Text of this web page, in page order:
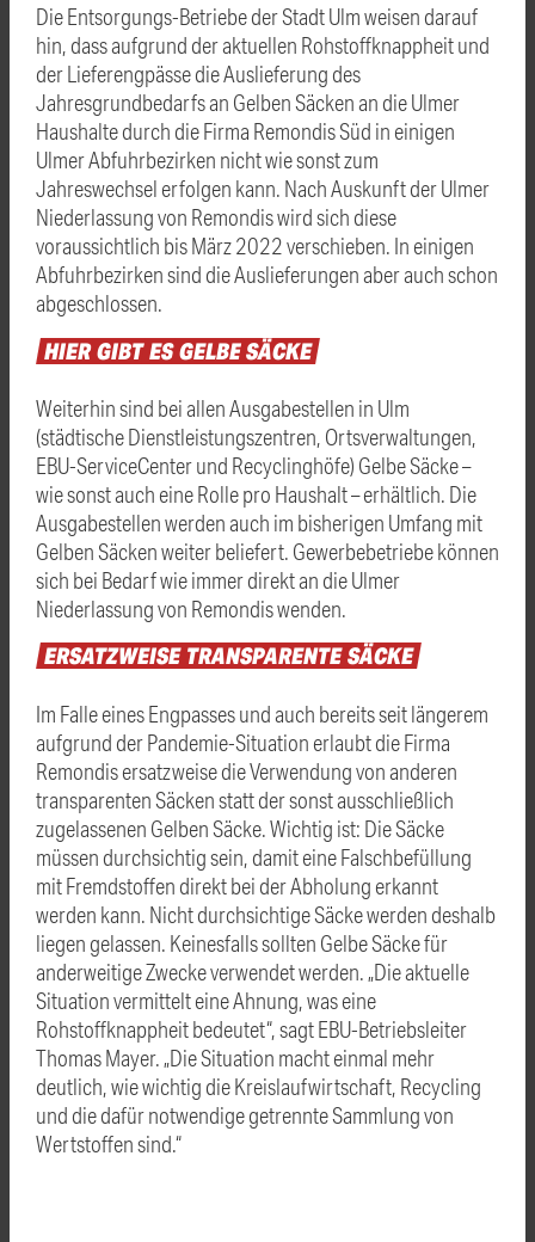
Die Entsorgungs-Betriebe der Stadt Ulm weisen darauf
hin, dass aufgrund der aktuellen Rohstoffknappheit und
der Lieferengpässe die Auslieferung des
Jahresgrundbedarfs an Gelben Säcken an die Ulmer
Haushalte durch die Firma Remondis Süd in einigen
Ulmer Abfuhrbezirken nicht wie sonst zum
Jahreswechsel erfolgen kann. Nach Auskunft der Ulmer
Niederlassung von Remondis wird sich diese
voraussichtlich bis März 2022 verschieben. In einigen
Abfuhrbezirken sind die Auslieferungen aber auch schon
abgeschlossen.
HIERGIBTESGELBESÄCKE
Weiterhin sind bei allen Ausgabestellen in Ulm
(städtische Dienstleistungszentren, Ortsverwaltungen,
EBU-ServiceCenter und Recyclinghöfe) Gelbe Säcke –
wie sonst auch eine Rolle pro Haushalt – erhältlich. Die
Ausgabestellen werden auch im bisherigen Umfang mit
Gelben Säcken weiter beliefert. Gewerbebetriebe können
sich bei Bedarf wie immer direkt an die Ulmer
Niederlassung von Remondis wenden.
ERSATZWEISE TRANSPARENTESÄCKE
Im Falle eines Engpasses und auch bereits seit längerem
aufgrund der Pandemie-Situation erlaubt die Firma
Remondis ersatzweise die Verwendung von anderen
transparenten Säcken statt der sonst ausschließlich
zugelassenen Gelben Säcke. Wichtig ist: Die Säcke
müssen durchsichtig sein, damit eine Falschbefüllung
mit Fremdstoffen direkt bei der Abholung erkannt
werden kann. Nicht durchsichtige Säcke werden deshalb
liegen gelassen. Keinesfalls sollten Gelbe Säcke für
anderweitige Zwecke verwendet werden. „Die aktuelle
Situation vermittelt eine Ahnung, was eine
Rohstoffknappheit bedeutet“, sagt EBU-Betriebsleiter
Thomas Mayer. „Die Situation macht einmal mehr
deutlich, wie wichtig die Kreislaufwirtschaft, Recycling
und die dafür notwendige getrennte Sammlung von
Wertstoffen sind.“